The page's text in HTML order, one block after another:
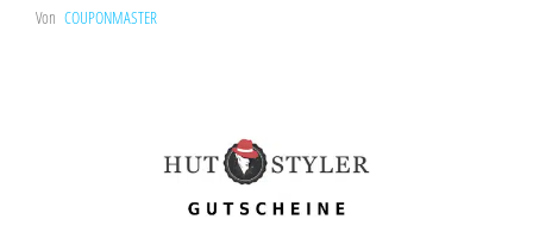
Von COUPONMASTER